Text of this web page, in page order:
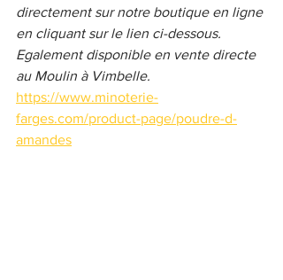
directement sur notre boutique en ligne
en cliquant sur le lien ci-dessous.
Egalement disponible en vente directe
au Moulin à Vimbelle.
https://www.minoterie-
farges.com/product-page/poudre-d-
amandes